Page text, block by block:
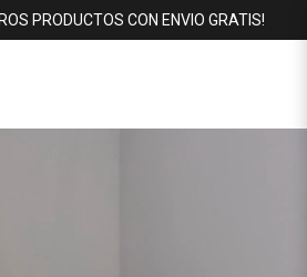
PRODUCTOS CON ENVIO GRATIS!